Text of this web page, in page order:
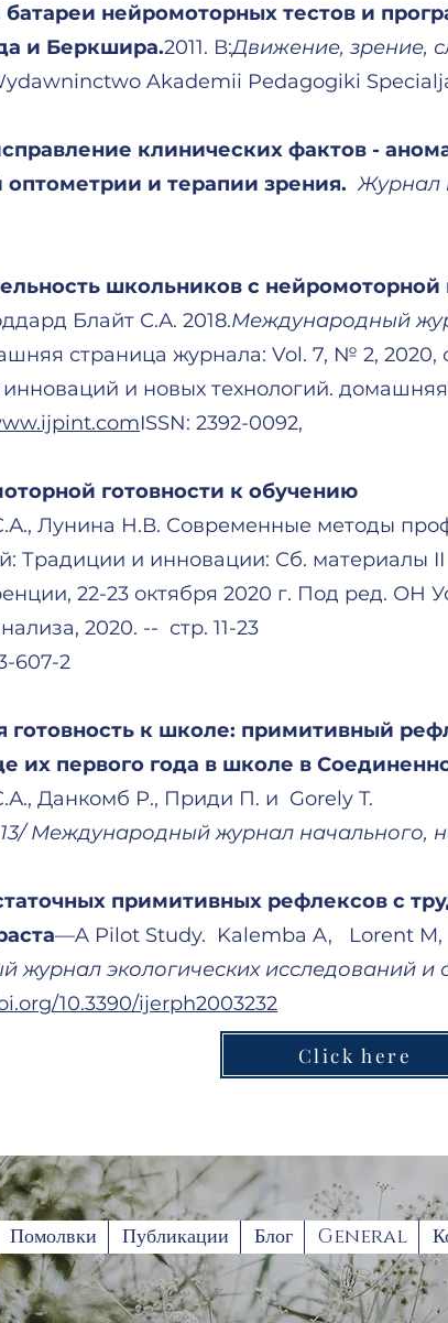
батареи нейромоторных тестов и
и Беркшира.2011. В:Движение, зрение,
Akademii Pedagogiki
клинических фактов -
оптометрии и терапии зрения. Журнал
школьников с нейромоторной
Блайт С.А. 2018.Международный
страница журнала: Vol. 7, № 2,
инноваций и новых технологий.
ISSN: 2392-0092,
готовности к обучению
Лунина Н.В. Современные методы
Традиции и инновации: Сб.
22-23 октября 2020 г. Под ред. ОН
2020. -- стр. 11-23
607-2
готовность к школе: примитивный
их первого года в школе в
Данкомб Р., Приди П. и Gorely T.
Международный журнал начального,
примитивных рефлексов с
—A Pilot Study. Kalemba A, Lorent
журнал экологических исследований и
10.3390/ijerph2003232
Click here
Помолвки Публикации Блог General